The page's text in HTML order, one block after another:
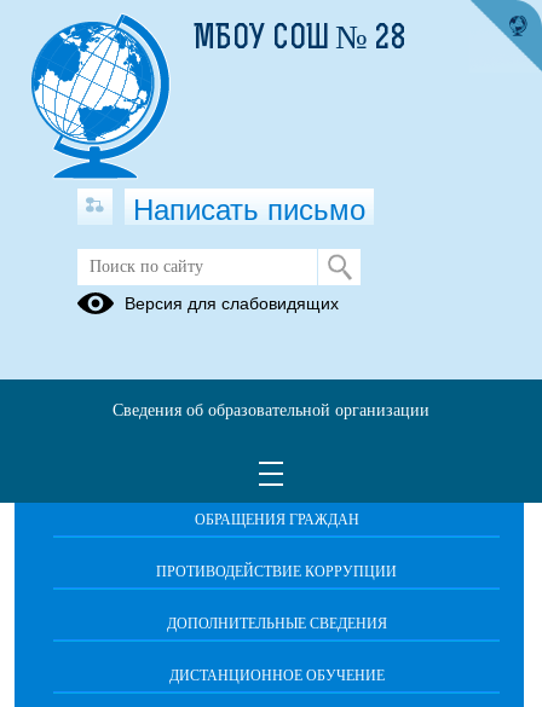
Паспорт доступности
ОБРАЩЕНИЯ ГРАЖДАН
ПРОТИВОДЕЙСТВИЕ КОРРУПЦИИ
ДОПОЛНИТЕЛЬНЫЕ СВЕДЕНИЯ
ДИСТАНЦИОННОЕ ОБУЧЕНИЕ
МБОУ СОШ № 28
Написать письмо
Версия для слабовидящих
Сведения об образовательной организации